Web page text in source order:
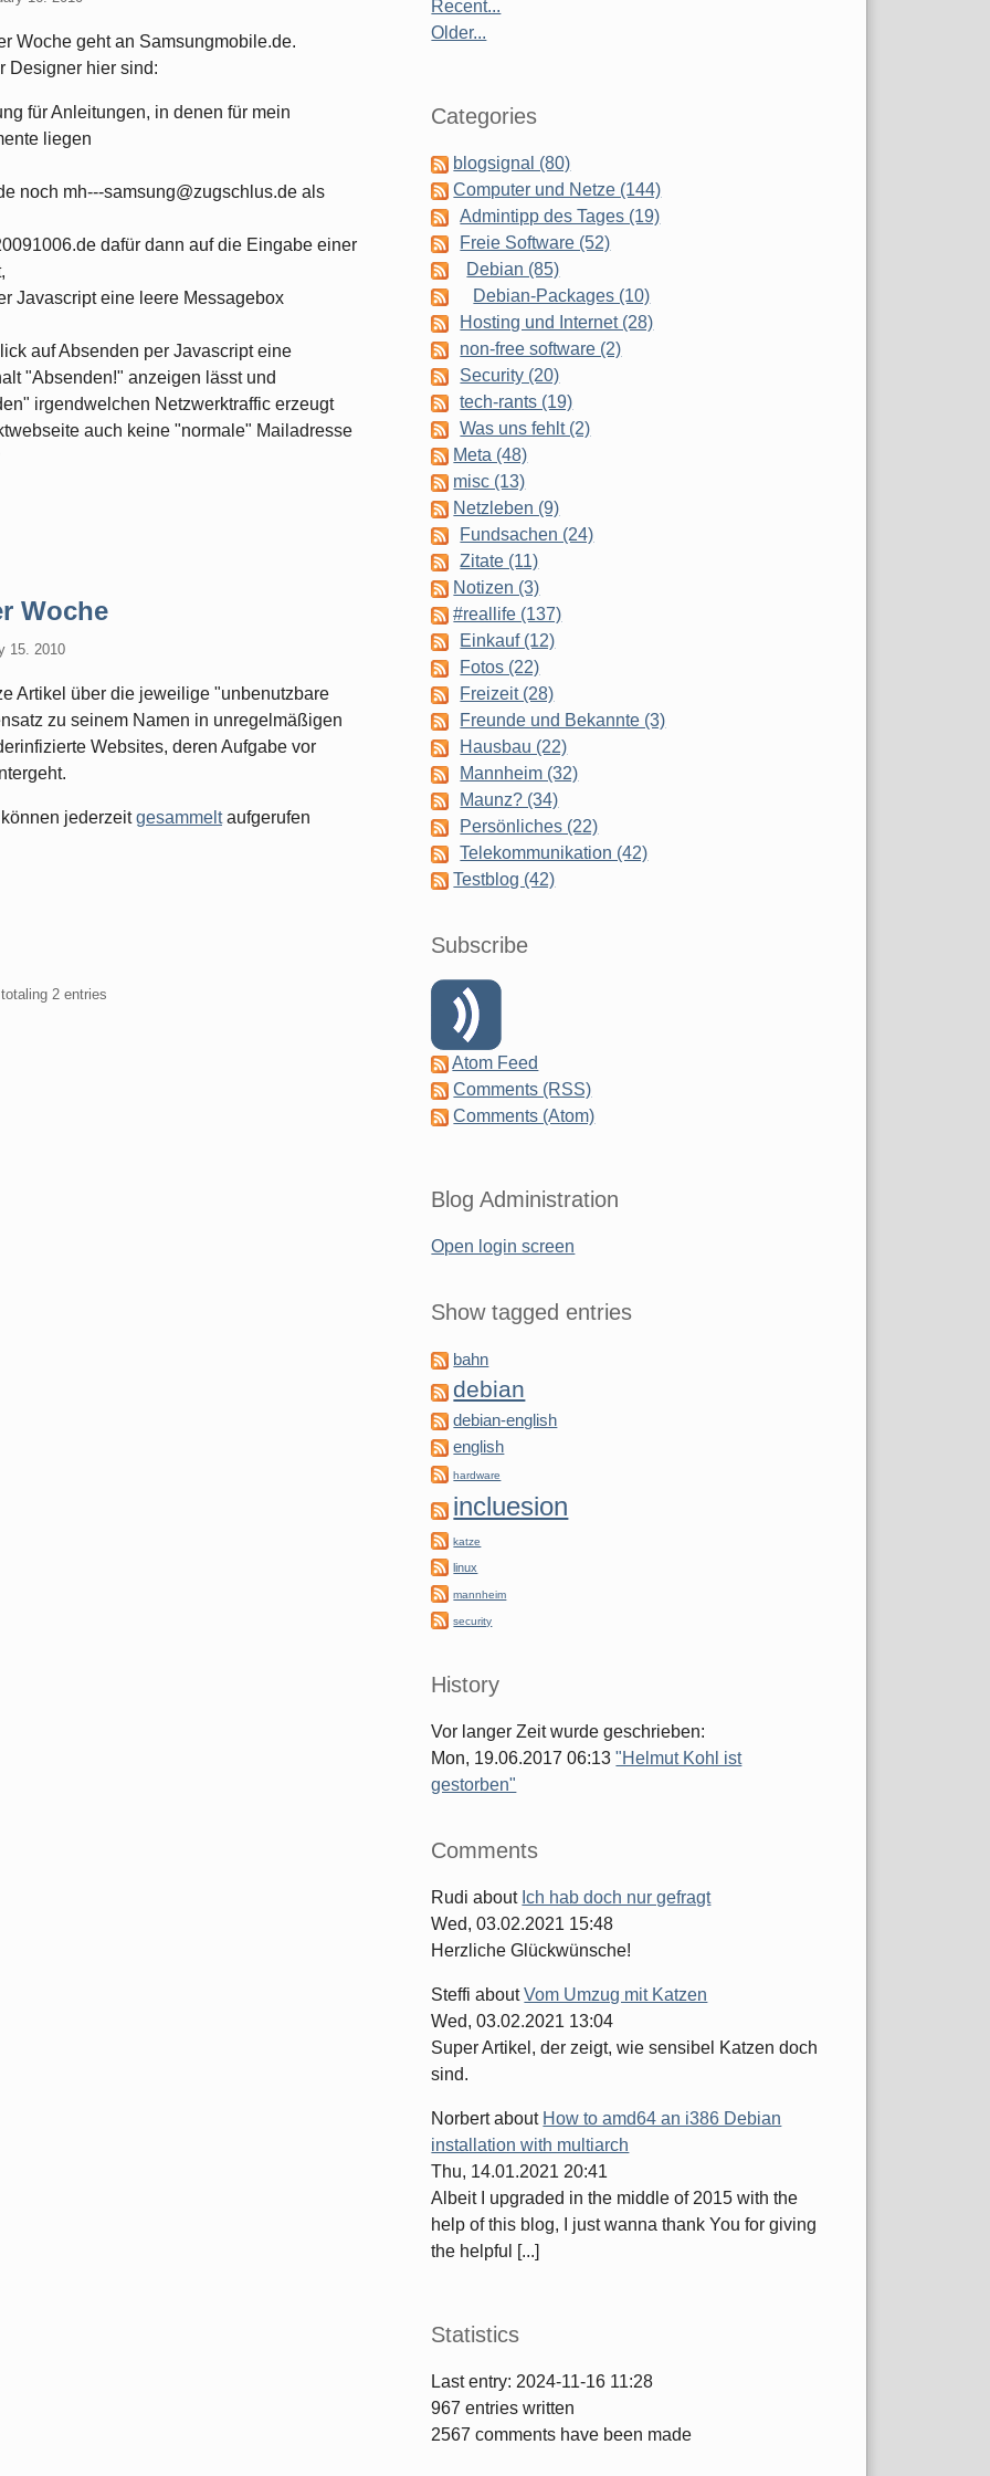
Woche geht an Samsungmobile.de.
Designer hier sind:
für Anleitungen, in denen für mein
liegen
noch mh---samsung@zugschlus.de als
dafür dann auf die Eingabe einer
Javascript eine leere Messagebox
auf Absenden per Javascript eine
"Absenden!" anzeigen lässt und
irgendwelchen Netzwerktraffic erzeugt
auch keine "normale" Mailadresse
Woche
15. 2010
Artikel über die jeweilige "unbenutzbare
zu seinem Namen in unregelmäßigen
Websites, deren Aufgabe vor
jederzeitgesammeltaufgerufen
2 entries
Recent...
Older...
Categories
blogsignal (80)
Computer und Netze (144)
Admintipp des Tages (19)
Freie Software (52)
Debian (85)
Debian-Packages (10)
Hosting und Internet (28)
non-free software (2)
Security (20)
tech-rants (19)
Was uns fehlt (2)
Meta (48)
misc (13)
Netzleben (9)
Fundsachen (24)
Zitate (11)
Notizen (3)
#reallife (137)
Einkauf (12)
Fotos (22)
Freizeit (28)
Freunde und Bekannte (3)
Hausbau (22)
Mannheim (32)
Maunz? (34)
Persönliches (22)
Telekommunikation (42)
Testblog (42)
Subscribe
Atom Feed
Comments (RSS)
Comments (Atom)
Blog Administration
Open login screen
Show tagged entries
bahn
debian
debian-english
english
hardware
incluesion
katze
linux
mannheim
security
History
Vor langer Zeit wurde geschrieben:
Mon, 19.06.2017 06:13"Helmut Kohl ist
gestorben"
Comments
Rudi about Ich hab doch nur gefragt
Wed, 03.02.2021 15:48
Herzliche Glückwünsche!
Steffi aboutVom Umzug mit Katzen
Wed, 03.02.2021 13:04
Super Artikel, der zeigt, wie sensibel Katzen doch
sind.
Norbertabout How to amd64 an i386 Debian
installation with multiarch
Thu, 14.01.2021 20:41
Albeit I upgraded in the middle of 2015 with the
help of this blog, I just wanna thank You for giving
the helpful [...]
Statistics
Last entry: 2024-11-16 11:28
967 entries written
2567 comments have been made